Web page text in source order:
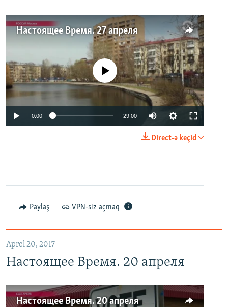
Настоящее Время. 27 апреля
No media source currently available
0:00 29:00
Direct-ə keçid
Paylaş VPN-siz açmaq
Aprel 20, 2017
Настоящее Время. 20 апреля
Настоящее Время. 20 апреля